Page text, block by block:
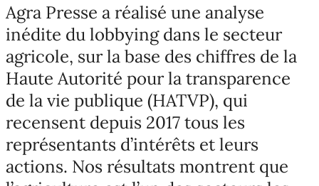
Agra Presse a réalisé une analyse
inédite du lobbying dans le secteur
agricole, sur la base des chiffres de la
Haute Autorité pour la transparence
de la vie publique (HATVP), qui
recensent depuis 2017 tous les
représentants d’intérêts et leurs
actions. Nos résultats montrent que